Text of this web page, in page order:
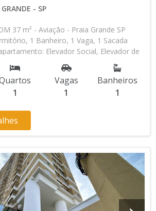
- SP
37 m² - Aviação - Praia Grande SP
1 Banheiro, 1 Vaga, 1 Sacada
Elevador Social, Elevador de
Lavanderia, Piscina, Piscina
Espaço Kids Aceita Financiamento
Lançamento, Em Obras Entrada de
Mensais de R$ 1.806,47 R$
podem ser alterados sem prévio
entrando em contato com nossa equipe
1
Vagas
1
Banheiros
1